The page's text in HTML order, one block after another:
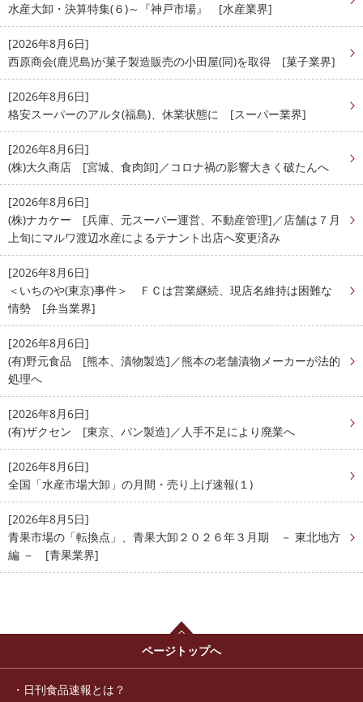
水産大卸・決算特集(６)～『神戸市場』 [水産業界]
[2026年8月6日]
西原商会(鹿児島)が菓子製造販売の小田屋(同)を取得 [菓子業界]
[2026年8月6日]
格安スーパーのアルタ(福島)、休業状態に [スーパー業界]
[2026年8月6日]
(株)大久商店 [宮城、食肉卸]／コロナ禍の影響大きく破たんへ
[2026年8月6日]
(株)ナカケー [兵庫、元スーパー運営、不動産管理]／店舗は７月
上旬にマルワ渡辺水産によるテナント出店へ変更済み
[2026年8月6日]
＜いちのや(東京)事件＞ ＦＣは営業継続、現店名維持は困難な
情勢 [弁当業界]
[2026年8月6日]
(有)野元食品 [熊本、漬物製造]／熊本の老舗漬物メーカーが法的
処理へ
[2026年8月6日]
(有)ザクセン [東京、パン製造]／人手不足により廃業へ
[2026年8月6日]
全国「水産市場大卸」の月間・売り上げ速報(１)
[2026年8月5日]
青果市場の「転換点」、青果大卸２０２６年３月期 － 東北地方
編 － [青果業界]
ページトップへ
日刊食品速報とは？